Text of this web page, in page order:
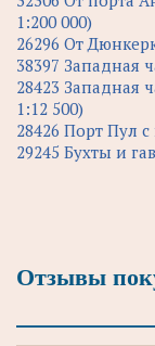
1:200 000)
26296 От
38397 Западная
28423 Западная
1:12 500)
28426 Порт Пул
29245 Бухты и
Отзывы